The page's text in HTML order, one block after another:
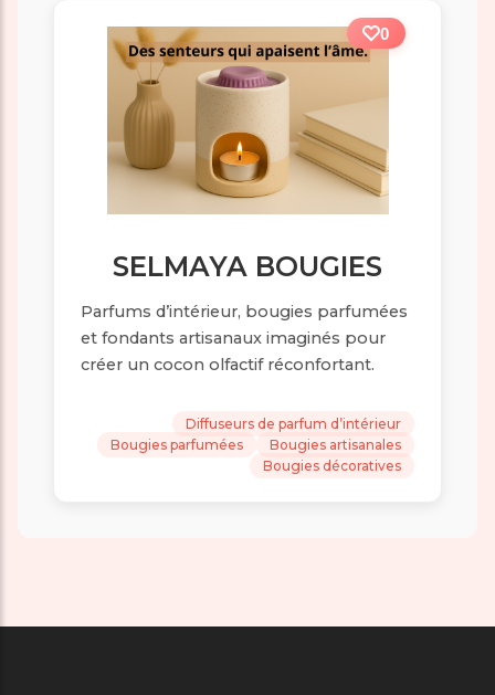
0
SELMAYA BOUGIES
Parfums d’intérieur, bougies parfumées
et fondants artisanaux imaginés pour
créer un cocon olfactif réconfortant.
Diffuseurs de parfum d’intérieur
Bougies parfumées
Bougies artisanales
Bougies décoratives